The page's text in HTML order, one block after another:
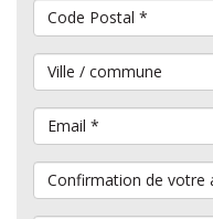
Code Postal*
Ville / commune
Email*
Confirmation de